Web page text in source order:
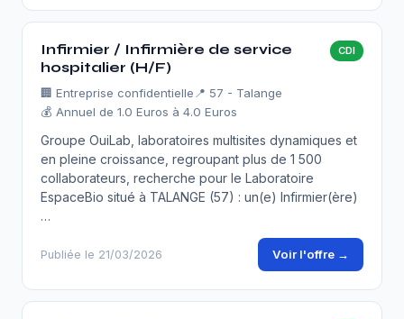
Infirmier / Infirmière de service
hospitalier (H/F)
CDI
🏢 Entreprise confidentielle 📍 57 - Talange
💰 Annuel de 1.0 Euros à 4.0 Euros
Groupe OuiLab, laboratoires multisites dynamiques et
en pleine croissance, regroupant plus de 1 500
collaborateurs, recherche pour le Laboratoire
EspaceBio situé à TALANGE (57) : un(e) Infirmier(ère)
…
Publiée le 21/03/2026 Voir l'offre →